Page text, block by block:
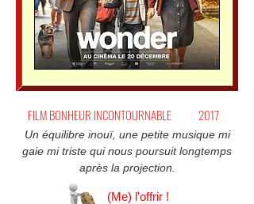
FILM BONHEUR INCONTOURNABLE 2017
Un équilibre inouï, une petite musique mi
gaie mi triste qui nous poursuit longtemps
après la projection.
(Me) l'offrir !